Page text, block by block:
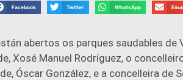
Facebook Twitter WhatsApp
abertos os parques saudables de
Xosé Manuel Rodríguez, o
Óscar González, e a concelleira de